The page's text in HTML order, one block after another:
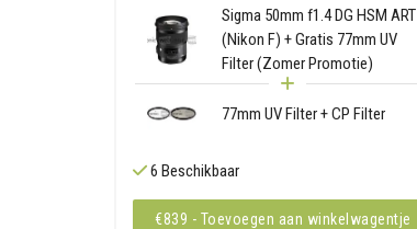
Sigma 50mm f1.4 DG HSM ART
(Nikon F) + Gratis 77mm UV
Filter (Zomer Promotie)
77mm UV Filter + CP Filter
6 Beschikbaar
€839 - Toevoegen aan winkelwagentje